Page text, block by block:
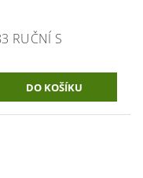
RUČNÍ S